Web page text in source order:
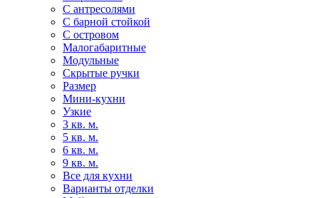
С антресолями
С барной стойкой
С островом
Малогабаритные
Модульные
Скрытые ручки
Размер
Мини-кухни
Узкие
3 кв. м.
5 кв. м.
6 кв. м.
9 кв. м.
Все для кухни
Варианты отделки